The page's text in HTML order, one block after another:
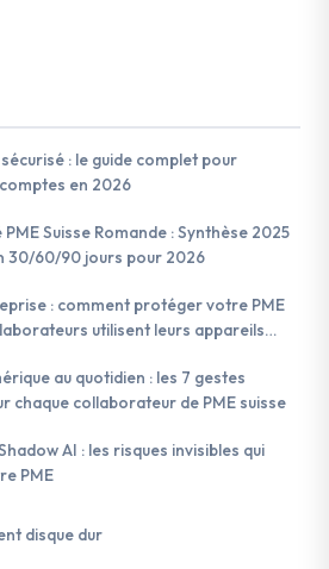
: le guide complet pour
en 2026
Suisse Romande : Synthèse 2025
30/60/90 jours pour 2026
: comment protéger votre PME
utilisent leurs appareils
au quotidien : les 7 gestes
chaque collaborateur de PME suisse
AI : les risques invisibles qui
PME
disque dur